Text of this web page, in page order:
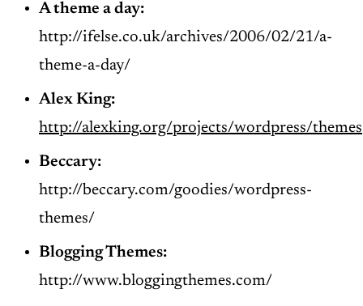
A theme a day:
http://ifelse.co.uk/archives/2006/02/21/a-
theme-a-day/
Alex King:
http://alexking.org/projects/wordpress/themes
Beccary:
http://beccary.com/goodies/wordpress-
themes/
Blogging Themes:
http://www.bloggingthemes.com/